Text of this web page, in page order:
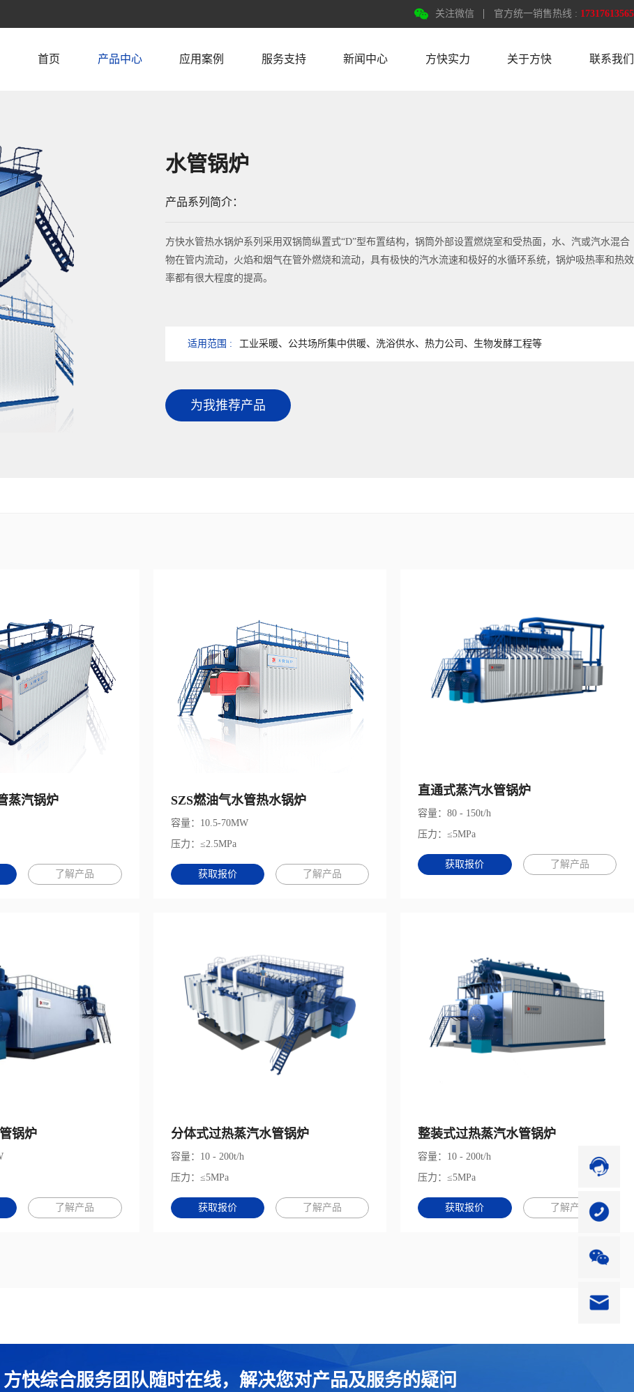
关注微信 官方统一销售热线 : 17317613565
首页 产品中心 应用案例 服务支持 新闻中心 方快实力 关于方快 联系我们
水管锅炉
产品系列简介：
方快水管热水锅炉系列采用双锅筒纵置式“D”型布置结构，锅筒外部设置燃烧室和受热面，水、汽或汽水混合
物在管内流动，火焰和烟气在管外燃烧和流动，具有极快的汽水流速和极好的水循环系统，锅炉吸热率和热效
率都有很大程度的提高。
适用范围 : 工业采暖、公共场所集中供暖、洗浴供水、热力公司、生物发酵工程等
为我推荐产品
蒸汽锅炉
了解产品
SZS燃油气水管热水锅炉
容量：10.5-70MW
压力：≤2.5MPa
获取报价 了解产品
直通式蒸汽水管锅炉
容量：80 - 150t/h
压力：≤5MPa
获取报价 了解产品
锅炉
了解产品
分体式过热蒸汽水管锅炉
容量：10 - 200t/h
压力：≤5MPa
获取报价 了解产品
整装式过热蒸汽水管锅炉
容量：10 - 200t/h
压力：≤5MPa
获取报价 了解产品
方快综合服务团队随时在线，解决您对产品及服务的疑问